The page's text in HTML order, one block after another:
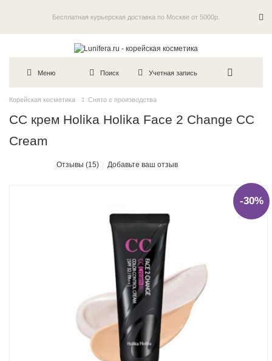
Бесплатная курьерская доставка по Москве от 5000р.
Пробники в каждый заказ
Меню Поиск Учетная запись
Корейская косметика Снято с производства
СС крем Holika Holika Face 2 Change CC
Cream
Отзывы (15) Добавьте ваш отзыв
-30%